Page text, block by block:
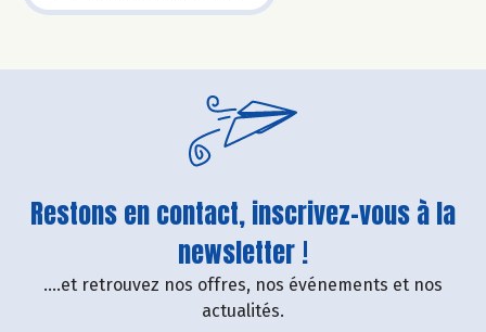
Restons en contact, inscrivez-vous à la
newsletter !
....et retrouvez nos offres, nos événements et nos
actualités.